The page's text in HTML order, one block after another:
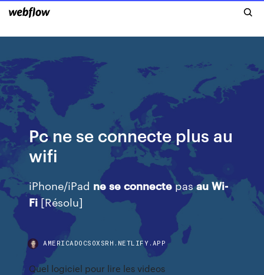
Pc ne se connecte plus au
wifi
iPhone/iPad ne se connectepasau Wi-
Fi [Résolu]
AMERICADOCSOXSRH.NETLIFY.APP
Quel logiciel pour lire les videos